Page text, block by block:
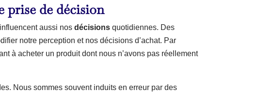
prise de décision
aussi nosdécisions quotidiennes. Des
notre perception et nos décisions d’achat. Par
à acheter un produit dont nous n’avons pas réellement
Nous sommes souvent induits en erreur par des